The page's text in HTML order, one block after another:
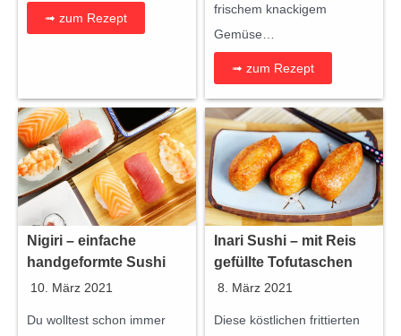
➟ zum Rezept
frischem knackigem
Gemüse…
➟ zum Rezept
Nigiri – einfache
handgeformte Sushi
10. März 2021
Du wolltest schon immer
Inari Sushi – mit Reis
gefüllte Tofutaschen
8. März 2021
Diese köstlichen frittierten